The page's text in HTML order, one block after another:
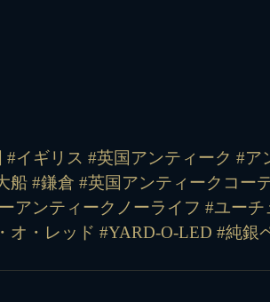
イギリス #英国アンティーク #ア
船 #鎌倉 #英国アンティークコー
アンティークノーライフ #ユーチ
・オ・レッド #YARD-O-LED #純銀